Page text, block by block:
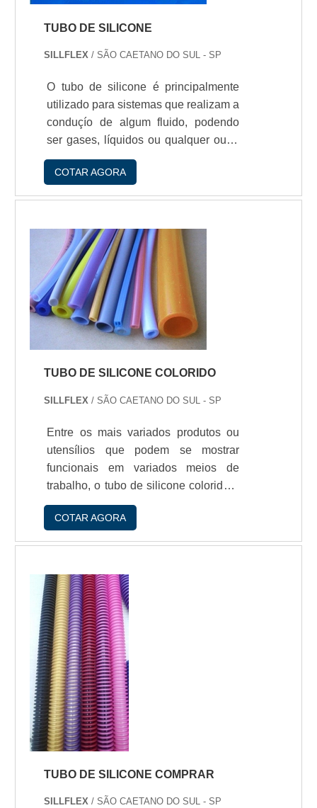
TUBO DE SILICONE
SILLFLEX/ SÃO CAETANO DO SUL - SP
O tubo de silicone é principalmente
utilizado para sistemas que realizam a
conduçío de algum fluido, podendo
ser gases, líquidos ou qualquer outro
produto. Os tubos de silicone
garantem uma passagem contínua e
de qualidade aos produtos, e isso se
resistência contra avarias, o que
impossibilita, por exemplo, um
possível vazamento.No ramo
hospitalar, o tubo é bastante indicado
para sistemas que realizam...
COTAR AGORA
TUBO DE SILICONE COLORIDO
SILLFLEX/ SÃO CAETANO DO SUL - SP
Entre os mais variados produtos ou
utensílios que podem se mostrar
funcionais em variados meios de
trabalho, o tubo de silicone colorido é
um dos principais e mais solicitados.
O tubo de silicone é um acessório
totalmente adaptável a inúmeras
vistos em ramos hospitalares, sendo
utilizados para a conduçío de líquidos
e gases, ou no setor de construçío
civil, que podem servir para a
vedaçío.Antiaderent...
COTAR AGORA
TUBO DE SILICONE COMPRAR
SILLFLEX/ SÃO CAETANO DO SUL - SP